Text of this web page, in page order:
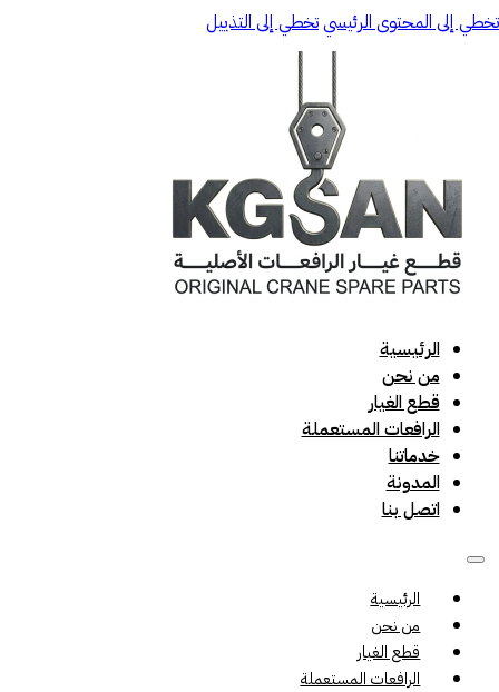
تخطي إلى المحتوى الرئيسيتخطي إلى التذييل
الرئيسية
من نحن
قطع الغيار
الرافعات المستعملة
خدماتنا
المدونة
اتصل بنا
الرئيسية
من نحن
قطع الغيار
الرافعات المستعملة